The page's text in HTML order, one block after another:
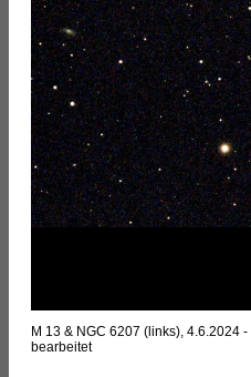
M 13 & NGC 6207 (links), 4.6.2024 -
bearbeitet